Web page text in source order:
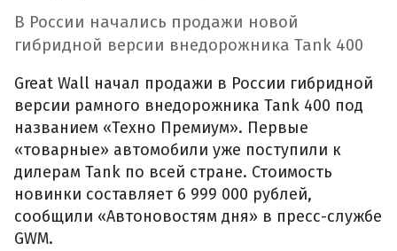
В России начались продажи новой
гибридной версии внедорожника Tank 400
Great Wall начал продажи в России гибридной
версии рамного внедорожника Tank 400 под
названием «Техно Премиум». Первые
«товарные» автомобили уже поступили к
дилерам Tank по всей стране. Стоимость
новинки составляет 6 999 000 рублей,
сообщили «Автоновостям дня» в пресс-службе
GWM.